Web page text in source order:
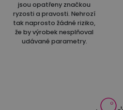
jsou opatřeny značkou
ryzosti a pravosti. Nehrozí
tak naprosto žádné riziko,
že by výrobek nesplňoval
udávané parametry.